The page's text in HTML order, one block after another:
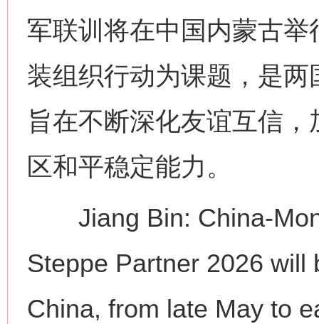
军联训将在中国内蒙古
装组织行动为课题，是
旨在不断深化友谊互信
区和平稳定能力。
Jiang Bin: China-
Steppe Partner 2026
China, from late May to